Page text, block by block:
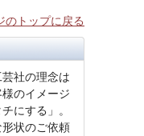
のトップに戻る
芸社の理念は
様のイメージ
にする」。
形状のご依頼